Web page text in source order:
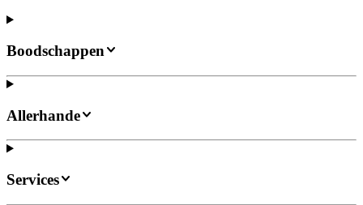
Boodschappen
Allerhande
Services